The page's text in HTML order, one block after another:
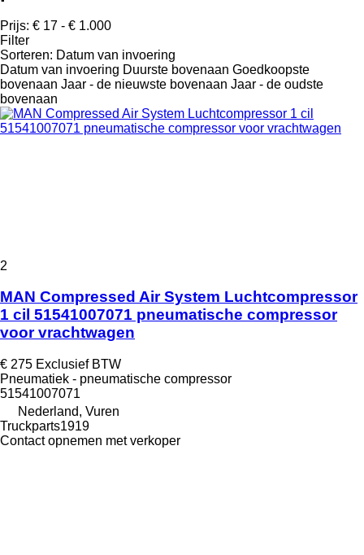
Prijs: € 17 - € 1.000
Filter
Sorteren: Datum van invoering
Datum van invoering Duurste bovenaan Goedkoopste
bovenaan Jaar - de nieuwste bovenaan Jaar - de oudste
bovenaan
2
MAN Compressed Air System Luchtcompressor
1 cil 51541007071 pneumatische compressor
voor vrachtwagen
€ 275 Exclusief BTW
Pneumatiek - pneumatische compressor
51541007071
Nederland, Vuren
Truckparts1919
Contact opnemen met verkoper